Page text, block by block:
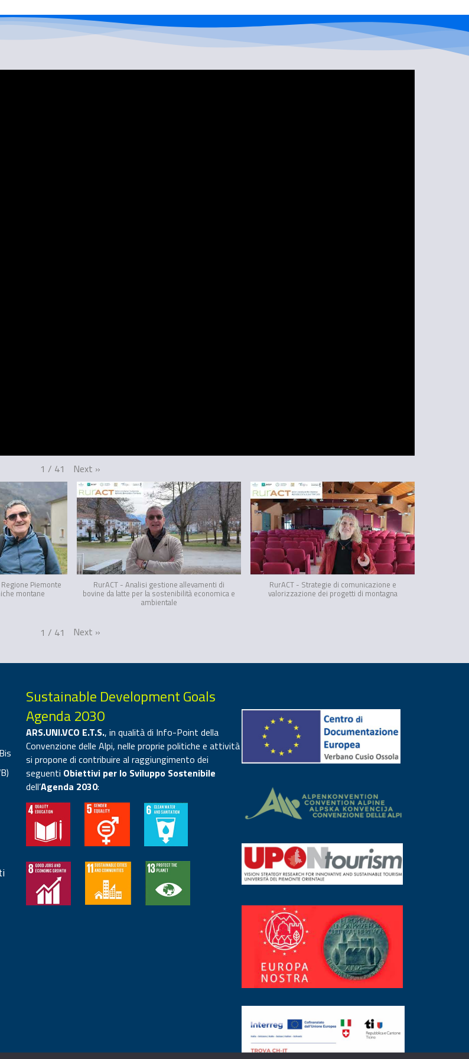
1 / 41 Next »
Piemonte
montane
RurACT - Analisi gestione allevamenti di
bovine da latte per la sostenibilità economica e
ambientale
RurACT - Strategie di comunicazione e
valorizzazione dei progetti di montagna
1 / 41 Next »
Sustainable Development Goals
Agenda 2030
ARS.UNI.VCO E.T.S., in qualità di Info-Point della
Convenzione delle Alpi, nelle proprie politiche e attività
si propone di contribuire al raggiungimento dei
seguenti Obiettivi per lo Sviluppo Sostenibile
dell’Agenda 2030: